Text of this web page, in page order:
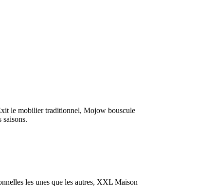
le mobilier traditionnel, Mojow bouscule
saisons.
les unes que les autres, XXL Maison